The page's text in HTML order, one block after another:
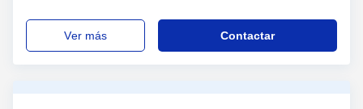
Solfeo
ver más
Contactar